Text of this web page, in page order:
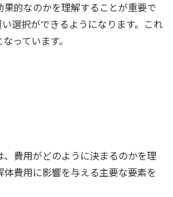
的なのかを理解することが重要で
選択ができるようになります。これ
っています。
費用がどのように決まるのかを理
費用に影響を与える主要な要素を